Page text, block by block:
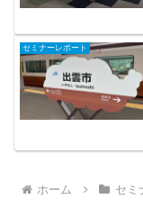
セミナーレポート
ホーム
セミ